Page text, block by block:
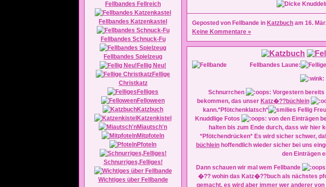
Fellbandes Fellreich
Fellbandes Katzenkastel
Fellbandes Schnuck-Fu
Fellbandes Spielzeug
Fellig Neu!
Fellige
Christkatz
Felliges
Felloween
Katzbuch
Katzenkistel
Miautsch'n
Mitpfoteln
Pfoteln
Schnurriges,Felliges!
Wichtiges über Fellbande
Geposted von Fellbande in Katzbuch am 16.
Keine Kommentare »
Fellbandes Laune:
Schnurrchen
Vorgestern bereits
bekommen, das unser Katz�??büchlein
kann.*Pfötchenklatsch*
Fellig
Knuddlige Fotos
von den Einträgen
halten bis zum Ende durch, dass wir hier
*Pfötchendrücken* Es wird sicher schwer,
büchlein hoffendlich wieder sicher bei uns
den Einträgen
Dann schauen wir mal wem Fellbande
�?? wohin das Katz�??buch als nächstes
gemacht, es wird aber immer wer anderer